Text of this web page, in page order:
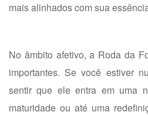
mais alinhados com sua
No âmbito afetivo, a Roda da
importantes. Se você estiver
sentir que ele entra em uma
maturidade ou até uma